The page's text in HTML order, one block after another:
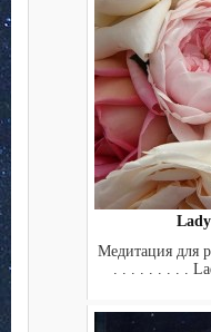
Медитация для
. . . . . . . . .